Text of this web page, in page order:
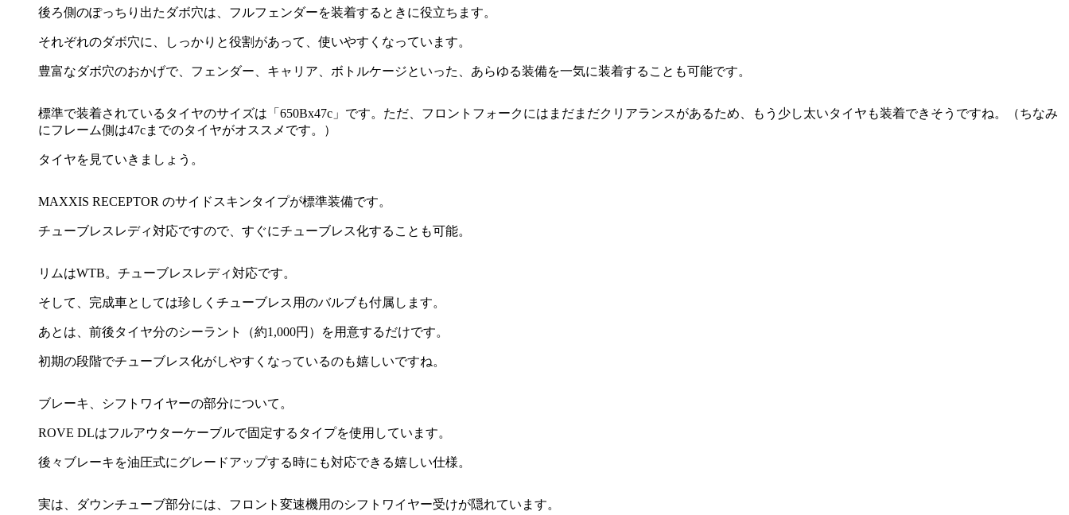
後ろ側のぽっちり出たダボ穴は、フルフェンダーを装着するときに役立ちます。
それぞれのダボ穴に、しっかりと役割があって、使いやすくなっています。
豊富なダボ穴のおかげで、フェンダー、キャリア、ボトルケージといった、あらゆる装備を一気に装着することも可能です。
標準で装着されているタイヤのサイズは「650Bx47c」です。ただ、フロントフォークにはまだまだクリアランスがあるため、もう少し太いタイヤも装着できそうですね。（ちなみ
にフレーム側は47cまでのタイヤがオススメです。）
タイヤを見ていきましょう。
MAXXIS RECEPTOR のサイドスキンタイプが標準装備です。
チューブレスレディ対応ですので、すぐにチューブレス化することも可能。
リムはWTB。チューブレスレディ対応です。
そして、完成車としては珍しくチューブレス用のバルブも付属します。
あとは、前後タイヤ分のシーラント（約1,000円）を用意するだけです。
初期の段階でチューブレス化がしやすくなっているのも嬉しいですね。
ブレーキ、シフトワイヤーの部分について。
ROVE DLはフルアウターケーブルで固定するタイプを使用しています。
後々ブレーキを油圧式にグレードアップする時にも対応できる嬉しい仕様。
実は、ダウンチューブ部分には、フロント変速機用のシフトワイヤー受けが隠れています。